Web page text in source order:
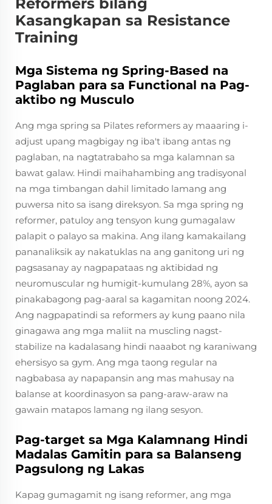
Kasangkapan sa Resistance
Training
Mga Sistema ng Spring-Based na
Paglaban para sa Functional na Pag-
aktibo ng Musculo
Ang mga spring sa Pilates reformers ay maaaring i-
adjust upang magbigay ng iba't ibang antas ng
paglaban, na nagtatrabaho sa mga kalamnan sa
bawat galaw. Hindi maihahambing ang tradisyonal
na mga timbangan dahil limitado lamang ang
puwersa nito sa isang direksyon. Sa mga spring ng
reformer, patuloy ang tensyon kung gumagalaw
palapit o palayo sa makina. Ang ilang kamakailang
pananaliksik ay nakatuklas na ang ganitong uri ng
pagsasanay ay nagpapataas ng aktibidad ng
neuromuscular ng humigit-kumulang 28%, ayon sa
pinakabagong pag-aaral sa kagamitan noong 2024.
Ang nagpapatindi sa reformers ay kung paano nila
ginagawa ang mga maliit na muscling nagst-
stabilize na kadalasang hindi naaabot ng karaniwang
ehersisyo sa gym. Ang mga taong regular na
nagbabasa ay napapansin ang mas mahusay na
balanse at koordinasyon sa pang-araw-araw na
gawain matapos lamang ng ilang sesyon.
Pag-target sa Mga Kalamnang Hindi
Madalas Gamitin para sa Balanseng
Pagsulong ng Lakas
Kapag gumagamit ng isang reformer, ang mga